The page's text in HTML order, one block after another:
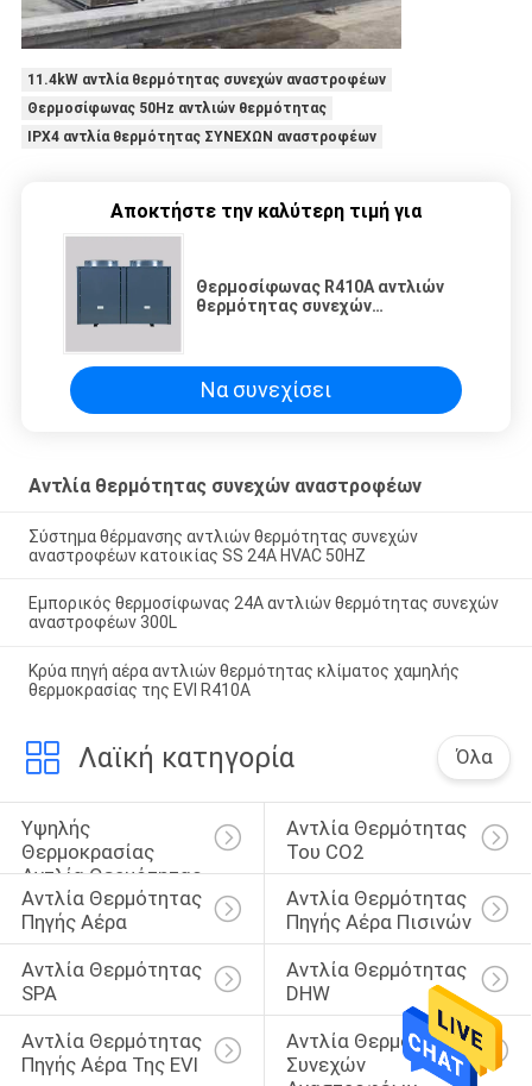
11.4kW αντλία θερμότητας συνεχών αναστροφέων
Θερμοσίφωνας 50Hz αντλιών θερμότητας
IPX4 αντλία θερμότητας ΣΥΝΕΧΩΝ αναστροφέων
Αποκτήστε την καλύτερη τιμή για
Θερμοσίφωνας R410A αντλιών
θερμότητας συνεχών
Να συνεχίσει
Αντλία θερμότητας συνεχών αναστροφέων
Σύστημα θέρμανσης αντλιών θερμότητας συνεχών
αναστροφέων κατοικίας SS 24A HVAC 50HZ
Εμπορικός θερμοσίφωνας 24A αντλιών θερμότητας συνεχών
αναστροφέων 300L
Κρύα πηγή αέρα αντλιών θερμότητας κλίματος χαμηλής
θερμοκρασίας της EVI R410A
Λαϊκή κατηγορία Όλα
Υψηλής
Θερμοκρασίας
Αντλία Θερμότητας
Αντλία Θερμότητας
Του CO2
Αντλία Θερμότητας
Πηγής Αέρα
Αντλία Θερμότητας
Πηγής Αέρα Πισινών
Αντλία Θερμότητας
SPA
Αντλία Θερμότητας
DHW
Αντλία Θερμότητας
Πηγής Αέρα Της EVI
Αντλία Θερμότητας
Συνεχών